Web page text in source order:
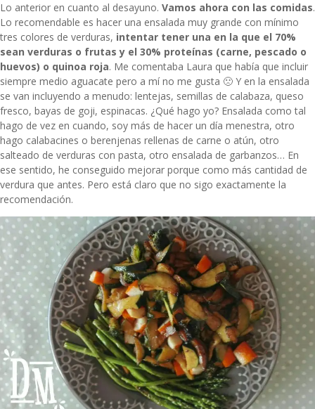
Lo anterior en cuanto al desayuno. Vamos ahora con las comidas.
Lo recomendable es hacer una ensalada muy grande con mínimo
tres colores de verduras, intentar tener una en la que el 70%
sean verduras o frutas y el 30% proteínas (carne, pescado o
huevos) o quinoa roja. Me comentaba Laura que había que incluir
siempre medio aguacate pero a mí no me gusta 🙁 Y en la ensalada
se van incluyendo a menudo: lentejas, semillas de calabaza, queso
fresco, bayas de goji, espinacas. ¿Qué hago yo? Ensalada como tal
hago de vez en cuando, soy más de hacer un día menestra, otro
hago calabacines o berenjenas rellenas de carne o atún, otro
salteado de verduras con pasta, otro ensalada de garbanzos… En
ese sentido, he conseguido mejorar porque como más cantidad de
verdura que antes. Pero está claro que no sigo exactamente la
recomendación.